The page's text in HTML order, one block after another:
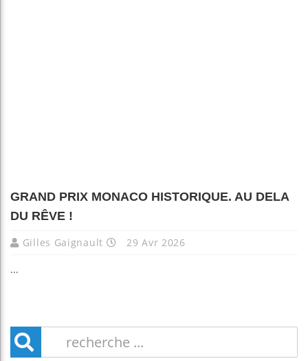
GRAND PRIX MONACO HISTORIQUE. AU DELA
DU RÊVE !
Gilles Gaignault 29 Avr 2026
...